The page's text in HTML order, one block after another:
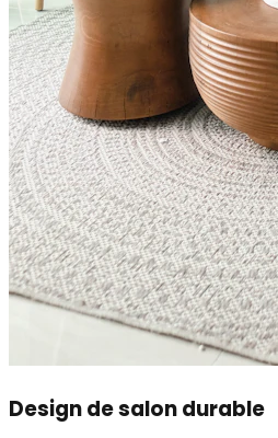
Design de salon durable